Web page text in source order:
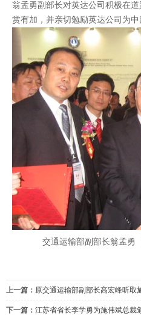
翁孟勇副部长对英达公司积极在
赏有加，并亲切勉励英达公司为中
交通运输部副部长翁孟勇
上一篇： 原交通运输部副部长高宏峰听取
下一篇： 江苏省省长李学勇为施伟斌总裁